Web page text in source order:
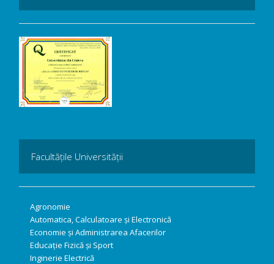
Facultățile Universității
Agronomie
Automatica, Calculatoare și Electronică
Economie și Administrarea Afacerilor
Educație Fizică și Sport
Inginerie Electrică